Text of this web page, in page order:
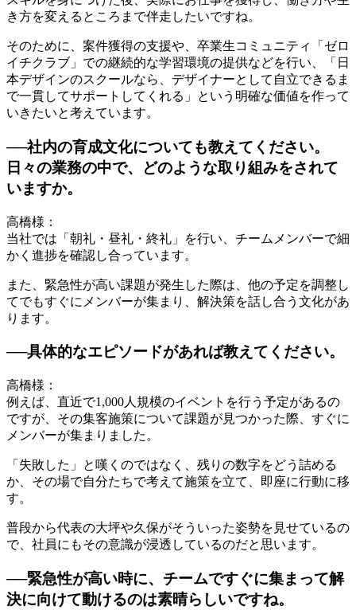
き方を変えるところまで伴走したいですね。
そのために、案件獲得の支援や、卒業生コミュニティ「ゼロ
イチクラブ」での継続的な学習環境の提供などを行い、「日
本デザインのスクールなら、デザイナーとして自立できるま
で一貫してサポートしてくれる」という明確な価値を作って
いきたいと考えています。
──社内の育成文化についても教えてください。
日々の業務の中で、どのような取り組みをされて
いますか。
高橋様：
当社では「朝礼・昼礼・終礼」を行い、チームメンバーで細
かく進捗を確認し合っています。
また、緊急性が高い課題が発生した際は、他の予定を調整し
てでもすぐにメンバーが集まり、解決策を話し合う文化があ
ります。
──具体的なエピソードがあれば教えてください。
高橋様：
例えば、直近で1,000人規模のイベントを行う予定があるの
ですが、その集客施策について課題が見つかった際、すぐに
メンバーが集まりました。
「失敗した」と嘆くのではなく、残りの数字をどう詰める
か、その場で自分たちで考えて施策を立て、即座に行動に移
す。
普段から代表の大坪や久保がそういった姿勢を見せているの
で、社員にもその意識が浸透しているのだと思います。
──緊急性が高い時に、チームですぐに集まって解
決に向けて動けるのは素晴らしいですね。